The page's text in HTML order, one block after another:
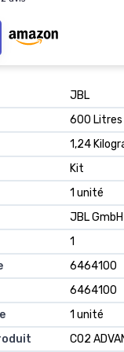
JBL
600 Litres
1,24
Kit
1 unité
JBL GmbH
1
6464100
6464100
1 unité
CO2